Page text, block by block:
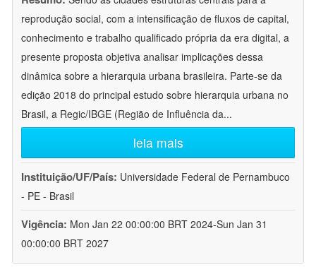
reprodução social, com a intensificação de fluxos de capital,
conhecimento e trabalho qualificado própria da era digital, a
presente proposta objetiva analisar implicações dessa
dinâmica sobre a hierarquia urbana brasileira. Parte-se da
edição 2018 do principal estudo sobre hierarquia urbana no
Brasil, a Regic/IBGE (Região de Influência da...
leia mais
Instituição/UF/País: Universidade Federal de Pernambuco
- PE - Brasil
Vigência: Mon Jan 22 00:00:00 BRT 2024-Sun Jan 31
00:00:00 BRT 2027